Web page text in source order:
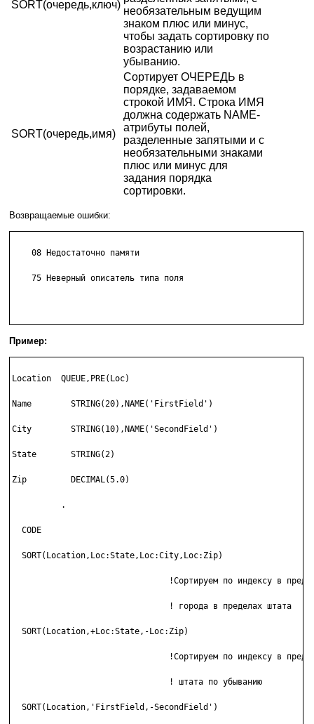
SORT(очередь,ключ)
необязательным ведущим
знаком плюс или минус,
чтобы задать сортировку по
возрастанию или
убыванию.
SORT(очередь,имя)
Сортирует ОЧЕРЕДЬ в
порядке, задаваемом
строкой ИМЯ. Строка ИМЯ
должна содержать NAME-
атрибуты полей,
разделенные запятыми и с
необязательными знаками
плюс или минус для
задания порядка
сортировки.
Возвращаемые ошибки:
    08 Недостаточно памяти
    75 Неверный описатель типа поля
Пример:
Location  QUEUE,PRE(Loc)
Name        STRING(20),NAME('FirstField')
City        STRING(10),NAME('SecondField')
State       STRING(2)
Zip         DECIMAL(5.0)
          .
  CODE
  SORT(Location,Loc:State,Loc:City,Loc:Zip)
!Сортируем по индексу в
                                ! города в пределах штата
  SORT(Location,+Loc:State,-Loc:Zip)
!Сортируем по индексу в
                                ! штата по убыванию
  SORT(Location,'FirstField,-SecondField')